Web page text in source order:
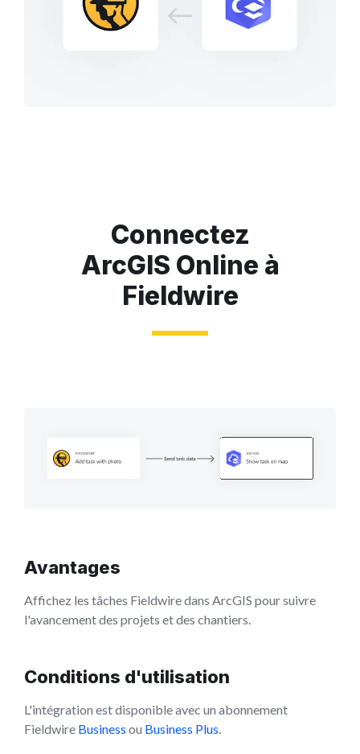
Connectez
ArcGIS Online à
Fieldwire
Avantages
Affichez les tâches Fieldwire dans ArcGIS pour suivre
l'avancement des projets et des chantiers.
Conditions d'utilisation
L'intégration est disponible avec un abonnement
Fieldwire Business ou Business Plus.